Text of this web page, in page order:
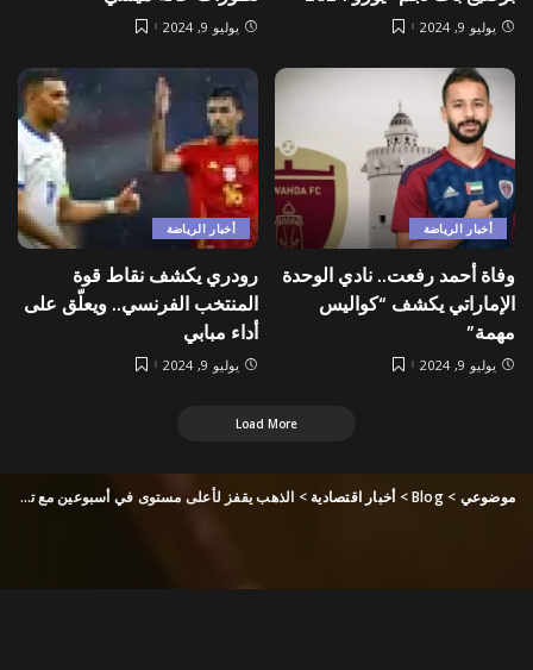
يوليو 9, 2024 يوليو 9, 2024
أخبار الرياضة
وفاة أحمد رفعت.. نادي الوحدة
الإماراتي يكشف “كواليس
مهمة”
يوليو 9, 2024
أخبار الرياضة
رودري يكشف نقاط قوة
المنتخب الفرنسي.. ويعلّق على
أداء مبابي
يوليو 9, 2024
Load More
موضوعي >
Blog
> أخبار اقتصادية > الذهب يقفز لأعلى مستوى في أسبوعين مع تراجع عوائد السندات